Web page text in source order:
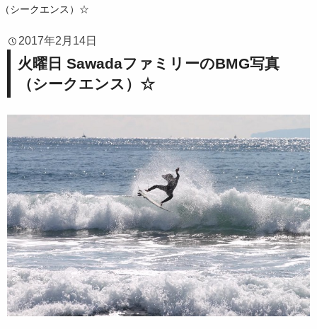
（シークエンス）☆
2017年2月14日
火曜日 SawadaファミリーのBMG写真
（シークエンス）☆